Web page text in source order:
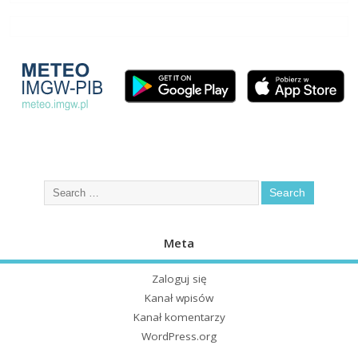
Meta
Zaloguj się
Kanał wpisów
Kanał komentarzy
WordPress.org